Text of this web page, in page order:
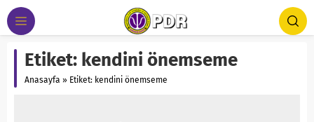
Etiket: kendini önemseme
Anasayfa » Etiket: kendini önemseme